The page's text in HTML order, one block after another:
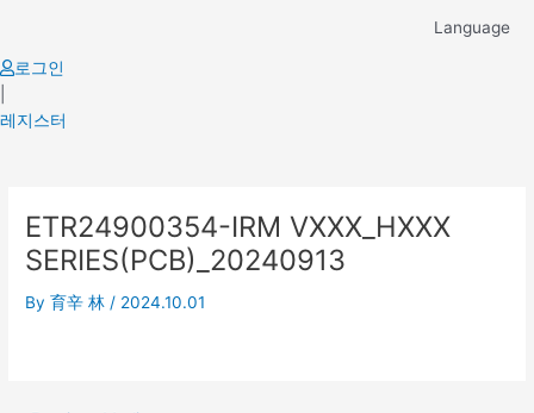
content
Language
로그인
레지스터
ETR24900354-IRM VXXX_HXXX
SERIES(PCB)_20240913
By育辛 林 / 2024.10.01
navigation